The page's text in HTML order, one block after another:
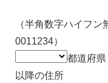
（半角数字ハイフン
0011234）
都道府県
以降の住所